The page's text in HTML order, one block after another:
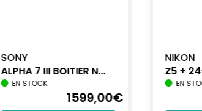
SONY
ALPHA 7 III BOITIER N...
EN STOCK
1599,00€
NIKON
Z5 +
EN